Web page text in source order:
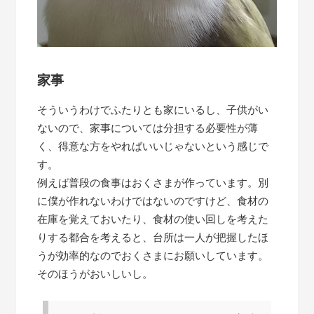
家事
そういうわけでふたりとも家にいるし、子供がい
ないので、家事については分担する必要性が薄
く、得意な方をやればいいじゃないという感じで
す。
例えば普段の食事はおくさまが作っています。別
に僕が作れないわけではないのですけど、食材の
在庫を覚えておいたり、食材の使い回しを考えた
りする都合を考えると、台所は一人が把握したほ
うが効率的なのでおくさまにお願いしています。
そのほうがおいしいし。